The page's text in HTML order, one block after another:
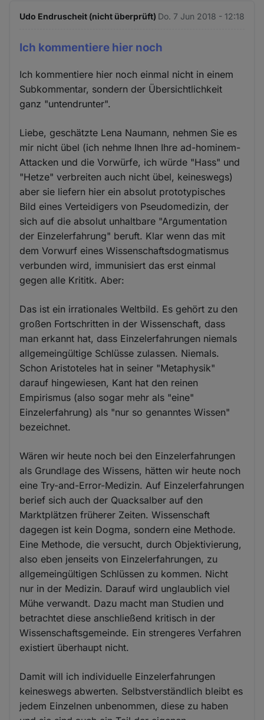
Udo Endruscheit (nicht überprüft) Do. 7 Jun 2018 - 12:18
Ich kommentiere hier noch
Ich kommentiere hier noch einmal nicht in einem
Subkommentar, sondern der Übersichtlichkeit
ganz "untendrunter".
Liebe, geschätzte Lena Naumann, nehmen Sie es
mir nicht übel (ich nehme Ihnen Ihre ad-hominem-
Attacken und die Vorwürfe, ich würde "Hass" und
"Hetze" verbreiten auch nicht übel, keineswegs)
aber sie liefern hier ein absolut prototypisches
Bild eines Verteidigers von Pseudomedizin, der
sich auf die absolut unhaltbare "Argumentation
der Einzelerfahrung" beruft. Klar wenn das mit
dem Vorwurf eines Wissenschaftsdogmatismus
verbunden wird, immunisiert das erst einmal
gegen alle Krititk. Aber:
Das ist ein irrationales Weltbild. Es gehört zu den
großen Fortschritten in der Wissenschaft, dass
man erkannt hat, dass Einzelerfahrungen niemals
allgemeingültige Schlüsse zulassen. Niemals.
Schon Aristoteles hat in seiner "Metaphysik"
darauf hingewiesen, Kant hat den reinen
Empirismus (also sogar mehr als "eine"
Einzelerfahrung) als "nur so genanntes Wissen"
bezeichnet.
Wären wir heute noch bei den Einzelerfahrungen
als Grundlage des Wissens, hätten wir heute noch
eine Try-and-Error-Medizin. Auf Einzelerfahrungen
berief sich auch der Quacksalber auf den
Marktplätzen früherer Zeiten. Wissenschaft
dagegen ist kein Dogma, sondern eine Methode.
Eine Methode, die versucht, durch Objektivierung,
also eben jenseits von Einzelerfahrungen, zu
allgemeingültigen Schlüssen zu kommen. Nicht
nur in der Medizin. Darauf wird unglaublich viel
Mühe verwandt. Dazu macht man Studien und
betrachtet diese anschließend kritisch in der
Wissenschaftsgemeinde. Ein strengeres Verfahren
existiert überhaupt nicht.
Damit will ich individuelle Einzelerfahrungen
keineswegs abwerten. Selbstverständlich bleibt es
jedem Einzelnen unbenommen, diese zu haben